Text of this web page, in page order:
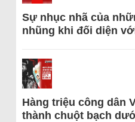
Sự nhục nhã của
nhũng khi đối diện
Hàng triệu công dân
thành chuột bạch